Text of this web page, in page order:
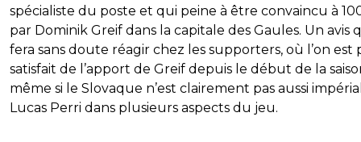
spécialiste du poste et qui peine à être convaincu à
par Dominik Greif dans la capitale des Gaules. Un avis
fera sans doute réagir chez les supporters, où l’on
satisfait de l’apport de Greif depuis le début de la
même si le Slovaque n’est clairement pas aussi
Lucas Perri dans plusieurs aspects du jeu.